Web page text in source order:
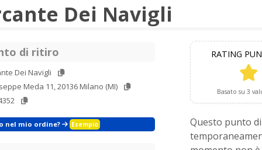
Dei Navigli
di ritiro
Dei Navigli
Meda 11, 20136 Milano (MI)
nel mio ordine? Esempio
RATING
Basato su 3
Questo punto